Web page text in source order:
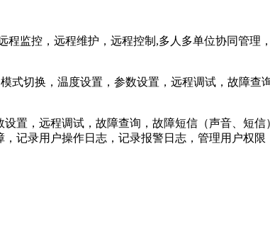
程监控，远程维护，远程控制,多人多单位协同管
式切换，温度设置，参数设置，远程调试，故障查
置，远程调试，故障查询，故障短信（声音、短
记录用户操作日志，记录报警日志，管理用户权